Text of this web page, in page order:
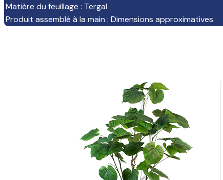
Matière du feuillage : Tergal
Produit assemblé à la main : Dimensions approximatives